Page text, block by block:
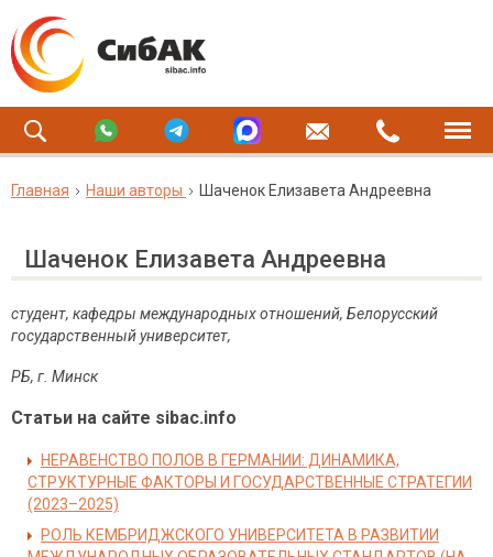
Главная Наши авторы Шаченок Елизавета Андреевна
Шаченок Елизавета Андреевна
студент, кафедры международных отношений, Белорусский
государственный университет,
РБ, г. Минск
Статьи на сайте sibac.info
НЕРАВЕНСТВО ПОЛОВ В ГЕРМАНИИ: ДИНАМИКА,
СТРУКТУРНЫЕ ФАКТОРЫ И ГОСУДАРСТВЕННЫЕ СТРАТЕГИИ
(2023–2025)
РОЛЬ КЕМБРИДЖСКОГО УНИВЕРСИТЕТА В РАЗВИТИИ